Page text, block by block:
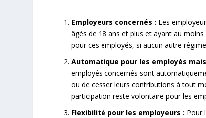
Employeurs concernés : Les
âgés de 18 ans et plus et ayant au
pour ces employés, si aucun autre
Automatique pour les employés
employés concernés sont
ou de cesser leurs contributions à tout
participation reste volontaire pour les
Flexibilité pour les employeurs : Pour